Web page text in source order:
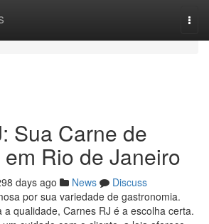
Sua Carne de
Rio de Janeiro
days ago News
Discuss
por sua variedade de gastronomia.
a qualidade, Carnes RJ é a escolha certa.